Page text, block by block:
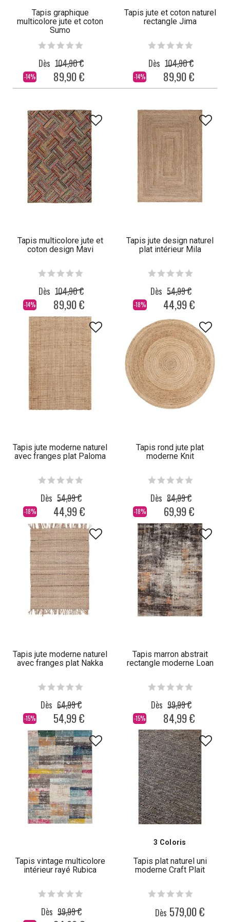
Tapis graphique
multicolore jute et coton
Sumo
-14%
Dès 104,90 €
89,90 €
Tapis jute et coton naturel
rectangle Jima
-14%
Dès 104,90 €
89,90 €
Tapis multicolore jute et
coton design Mavi
-14%
Dès 104,90 €
89,90 €
Tapis jute design naturel
plat intérieur Mila
-18%
Dès 54,99 €
44,99 €
Tapis jute moderne naturel
avec franges plat Paloma
-18%
Dès 54,99 €
44,99 €
Tapis rond jute plat
moderne Knit
-18%
Dès 84,99 €
69,99 €
Tapis jute moderne naturel
avec franges plat Nakka
-15%
Dès 64,99 €
54,99 €
Tapis marron abstrait
rectangle moderne Loan
-15%
Dès 99,99 €
84,99 €
Tapis vintage multicolore
intérieur rayé Rubica
Dès 99,99 €
3 Coloris
Tapis plat naturel uni
moderne Craft Plait
Dès 579,00 €